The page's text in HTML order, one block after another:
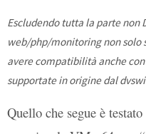
Escludendo tutta la parte non
web/php/monitoring non solo
avere compatibilità anche
supportate in origine dal
Quello che segue è